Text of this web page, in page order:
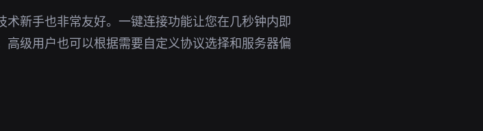
新手也非常友好。一键连接功能让您在几秒钟内即
级用户也可以根据需要自定义协议选择和服务器偏